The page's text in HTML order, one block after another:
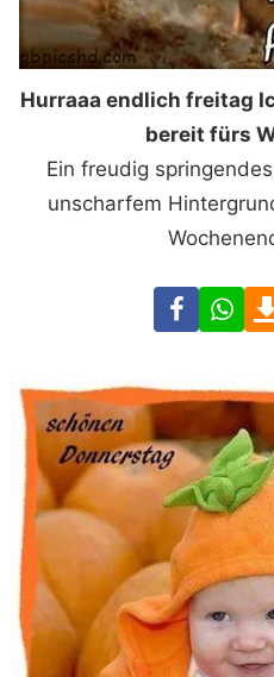
Hurraaa endlich freitag
bereit fürs
Ein freudig
unscharfem